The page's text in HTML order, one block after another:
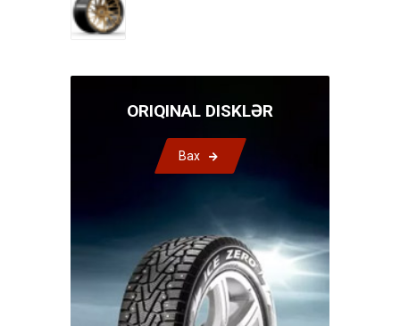
ORIQINAL DISKLƏR
Bax